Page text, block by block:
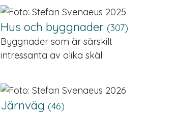
Hus och byggnader(307)
Byggnader som är särskilt
intressanta av olika skäl
Järnväg(46)